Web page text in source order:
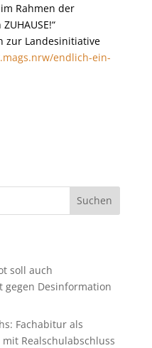
Rahmen der
zur Landesinitiative
endlich-ein-
Suchen
soll auch
gegen Desinformation
Fachabitur als
Realschulabschluss